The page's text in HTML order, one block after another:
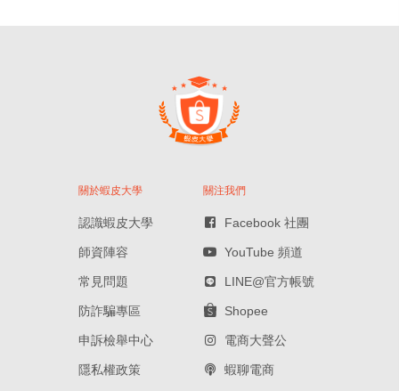
關於蝦皮大學
認識蝦皮大學
師資陣容
常見問題
防詐騙專區
申訴檢舉中心
隱私權政策
關注我們
Facebook 社團
YouTube 頻道
LINE@官方帳號
Shopee
電商大聲公
蝦聊電商